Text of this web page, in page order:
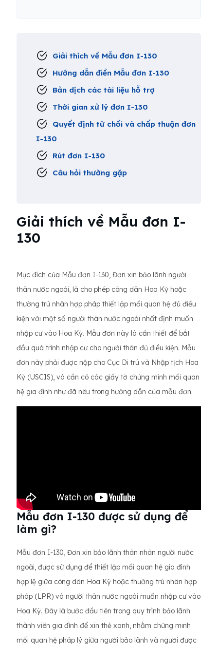
Giải thích về Mẫu đơn I-130
Hướng dẫn điền Mẫu đơn I-130
Bản dịch các tài liệu hỗ trợ
Thời gian xử lý đơn I-130
Quyết định từ chối và chấp thuận đơn
I-130
Rút đơn I-130
Câu hỏi thường gặp
Giải thích về Mẫu đơn I-
130
Mục đích của Mẫu đơn I-130, Đơn xin bảo lãnh người
thân nước ngoài, là cho phép công dân Hoa Kỳ hoặc
thường trú nhân hợp pháp thiết lập mối quan hệ đủ điều
kiện với một số người thân nước ngoài nhất định muốn
nhập cư vào Hoa Kỳ. Mẫu đơn này là cần thiết để bắt
đầu quá trình nhập cư cho người thân đủ điều kiện. Mẫu
đơn này phải được nộp cho Cục Di trú và Nhập tịch Hoa
Kỳ (USCIS), và cần có các giấy tờ chứng minh mối quan
hệ gia đình như đã nêu trong hướng dẫn của mẫu đơn.
Mẫu đơn I-130 được sử dụng để
làm gì?
Mẫu đơn I-130, Đơn xin bảo lãnh thân nhân người nước
ngoài, được sử dụng để thiết lập mối quan hệ gia đình
hợp lệ giữa công dân Hoa Kỳ hoặc thường trú nhân hợp
pháp (LPR) và người thân nước ngoài muốn nhập cư vào
Hoa Kỳ. Đây là bước đầu tiên trong quy trình bảo lãnh
thành viên gia đình để xin thẻ xanh, nhằm chứng minh
mối quan hệ pháp lý giữa người bảo lãnh và người được